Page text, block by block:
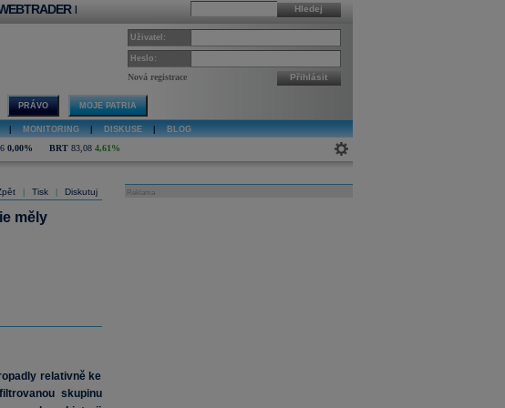
Hledej
|
Uživatel:
Heslo:
Nová registrace Přihlásit
PRÁVO MOJE PATRIA
MONITORING DISKUSE BLOG
0,00% BRT 83,08 4,61%
Tisk Diskutuj
měly
relativně ke
skupinu
Reklama